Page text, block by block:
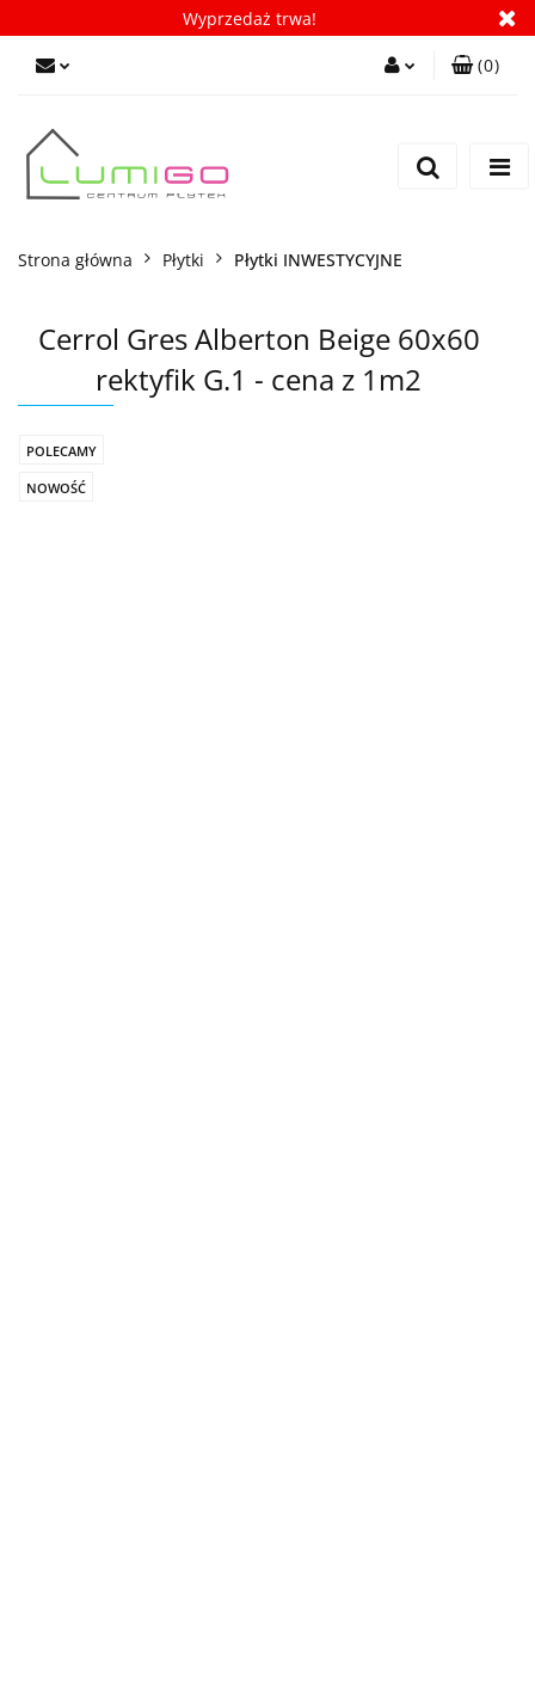
Wyprzedaż trwa!
(0)
Strona główna Płytki Płytki INWESTYCYJNE
Cerrol Gres Alberton Beige 60x60
rektyfik G.1 - cena z 1m2
POLECAMY
NOWOŚĆ